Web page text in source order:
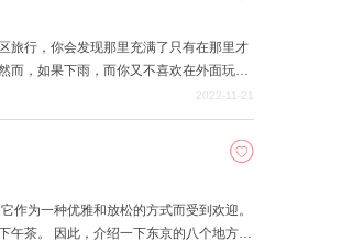
旅行，你会发现那里充满了只有在那里才
而，如果下雨，而你又不喜欢在外面玩，
多地方你仍然可以玩得很开心。在这里，
2022-11-21
作为一种优雅和放松的方式而受到欢迎。
午茶。 因此，介绍一下东京的八个地方，